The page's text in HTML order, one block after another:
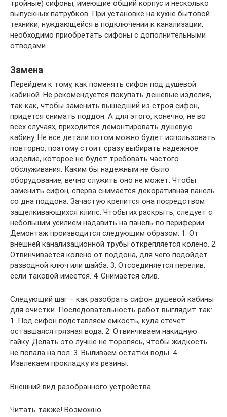
тройные) сифоны, имеющие общий корпус и несколько
выпускных патрубков. При установке на кухне бытовой
техники, нуждающейся в подключении к канализации,
необходимо приобретать сифоны с дополнительными
отводами.
Замена
Перейдем к тому, как поменять сифон под душевой
кабиной. Не рекомендуется покупать дешевые изделия,
так как, чтобы заменить вышедший из строя сифон,
придется снимать поддон. А для этого, конечно, не во
всех случаях, приходится демонтировать душевую
кабину. Не все детали потом можно будет использовать
повторно, поэтому стоит сразу выбирать надежное
изделие, которое не будет требовать частого
обслуживания. Каким бы надежным не было
оборудование, вечно служить оно не может. Чтобы
заменить сифон, сперва снимается декоративная панель
со дна поддона. Зачастую крепится она посредством
защелкивающихся клипс. Чтобы их раскрыть, следует с
небольшим усилием надавить на панель по периферии.
Демонтаж производится следующим образом: 1. От
внешней канализационной трубы открепляется колено. 2.
Отвинчивается колено от поддона, для чего подойдет
разводной ключ или шайба. 3. Отсоединяется перелив,
если таковой имеется. 4. Снимается слив.
Следующий шаг – как разобрать сифон душевой кабины
для очистки. Последовательность работ выглядит так:
1. Под сифон подставляем емкость, куда стечет
оставшаяся грязная вода. 2. Отвинчиваем накидную
гайку. Делать это лучше не торопясь, чтобы жидкость
не попала на пол. 3. Выливаем остатки воды. 4.
Извлекаем прокладку из резины.
Внешний вид разобранного устройства
Читать также! Возможно